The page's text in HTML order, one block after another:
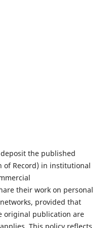
the published
of Record) in institutional
their work on personal
provided that
original publication are